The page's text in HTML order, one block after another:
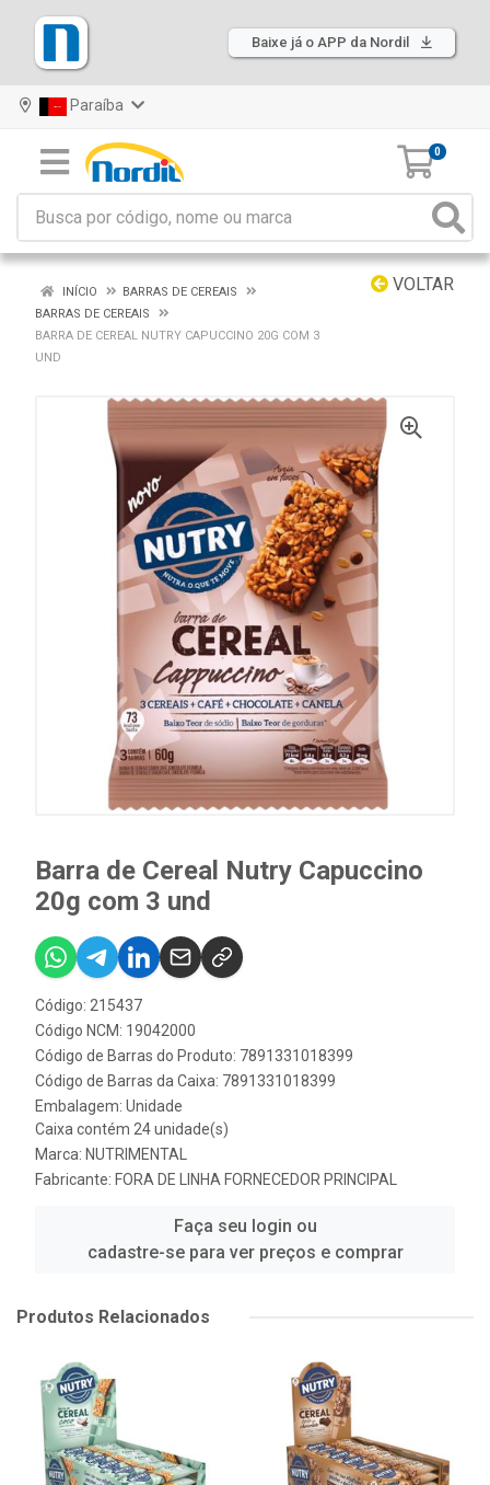
Baixe já o APP da Nordil
Paraíba
0
VOLTAR
INÍCIO
BARRAS DE CEREAIS
BARRAS DE CEREAIS
BARRA DE CEREAL NUTRY CAPUCCINO 20G COM 3
UND
Barra de Cereal Nutry Capuccino
20g com 3 und
Código: 215437
Código NCM: 19042000
Código de Barras do Produto: 7891331018399
Código de Barras da Caixa: 7891331018399
Embalagem: Unidade
Caixa contém 24 unidade(s)
Marca: NUTRIMENTAL
Fabricante: FORA DE LINHA FORNECEDOR PRINCIPAL
Faça seu login ou
cadastre-se para ver preços e comprar
Produtos Relacionados